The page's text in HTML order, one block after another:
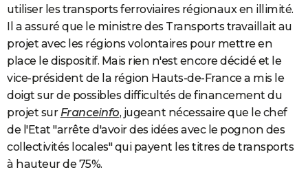
utiliser les transports ferroviaires régionaux en illimité.
Il a assuré que le ministre des Transports travaillait au
projet avec les régions volontaires pour mettre en
place le dispositif. Mais rien n'est encore décidé et le
vice-président de la région Hauts-de-France a mis le
doigt sur de possibles difficultés de financement du
projet surFranceinfo, jugeant nécessaire que le chef
de l'Etat "arrête d'avoir des idées avec le pognon des
collectivités locales" qui payent les titres de transports
à hauteur de 75%.